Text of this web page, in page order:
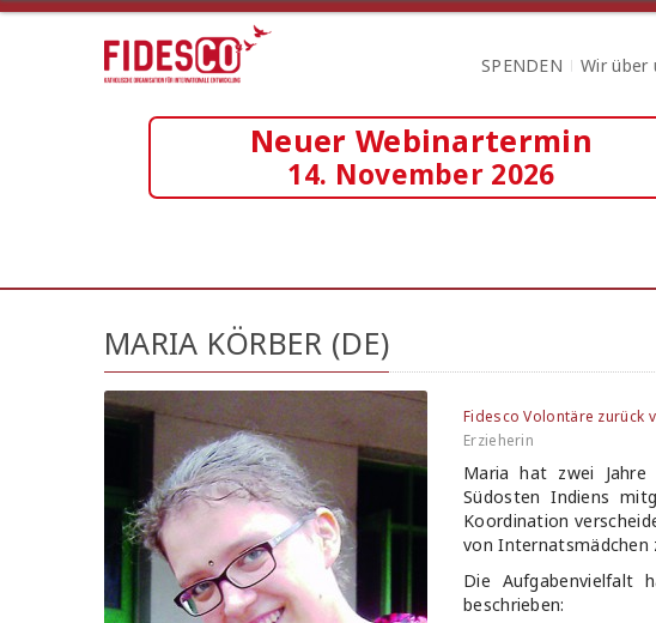
SPENDEN Wir über
Neuer Webinartermin
14. November 2026
MARIA KÖRBER (DE)
Fidesco Volontäre zurück
Erzieherin
Maria hat zwei Jahre
Südosten Indiens
Koordination
von Internatsmädchen
Die Aufgabenvielfalt
beschrieben: